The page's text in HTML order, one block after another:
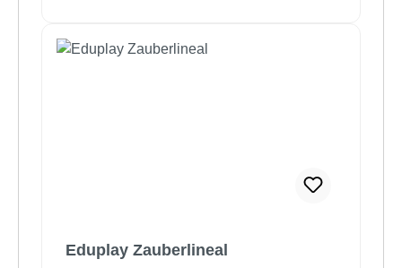
Eduplay Zauberlineal